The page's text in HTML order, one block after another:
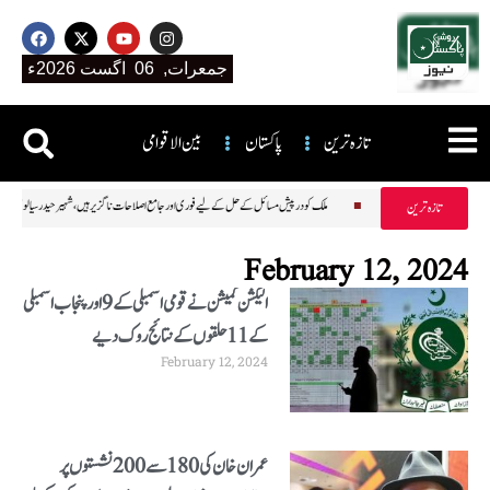
جمعرات, 06 اگست 2026ء
بین الاقوامی پاکستان تازہ ترین
تازہ ترین ملک کو درپیش مسائل کے حل کے لیے فوری اور جامع اصلاحات ناگزیر ہیں، شہیر تولہ سونے کی قیمت میں ہزاروں روپے کا اضافہ
February 12, 2024
الیکشن کمیشن نے قومی اسمبلی کے 9 اور پنجاب اسمبلی
کے 11 حلقوں کے نتائج روک دیے
February 12, 2024
عمران خان کی 180سے 200نشستوں پر